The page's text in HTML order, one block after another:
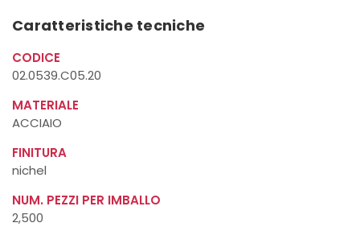
Caratteristiche tecniche
CODICE
02.0539.C05.20
MATERIALE
ACCIAIO
FINITURA
nichel
NUM. PEZZI PER IMBALLO
2,500